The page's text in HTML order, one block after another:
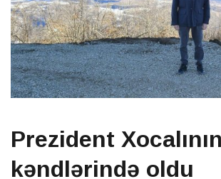
Prezident
kəndlərində oldu